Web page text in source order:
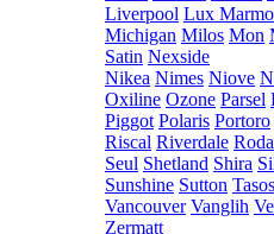
Liverpool Lux
Michigan Milos Mon
Satin Nexside
Nikea Nimes Niove
Oxiline Ozone Parsel
Piggot Polaris Portoro
Riscal Riverdale
Seul Shetland Shira
Sunshine Sutton Tasos
Vancouver Vanglih
Zermatt